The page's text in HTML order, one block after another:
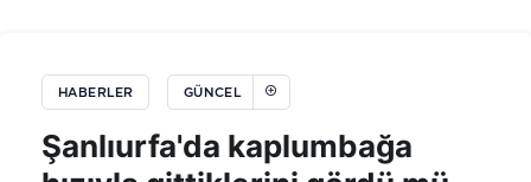
HABERLER GÜNCEL
Şanlıurfa'da kaplumbağa